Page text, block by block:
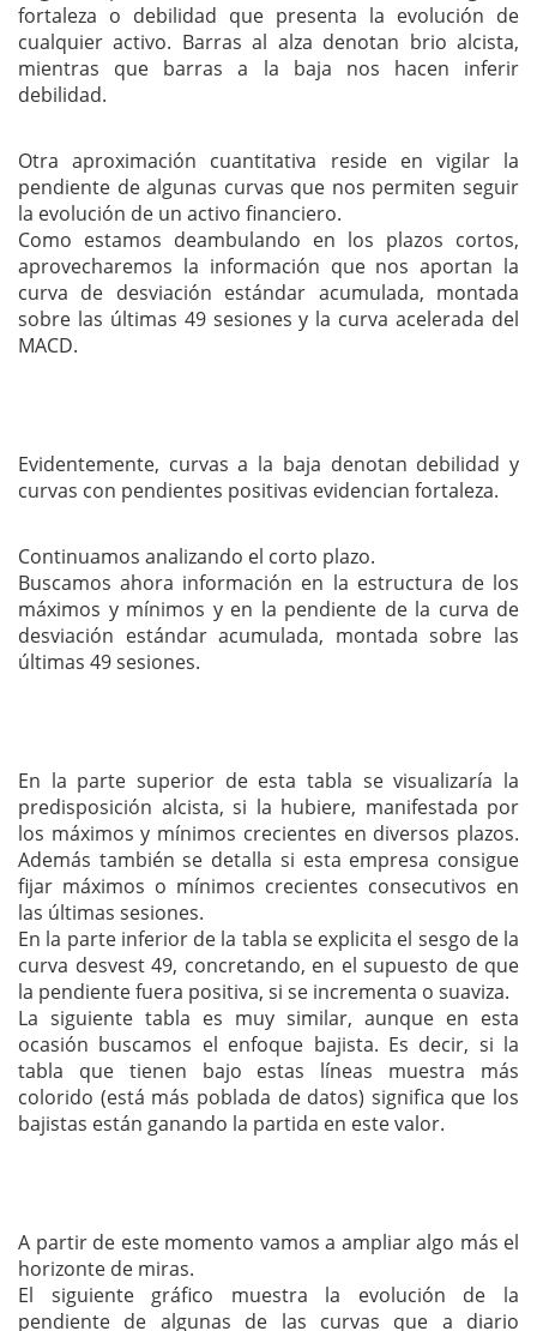
fortaleza o debilidad que presenta la evolución de
cualquier activo. Barras al alza denotan brio alcista,
mientras que barras a la baja nos hacen inferir
debilidad.
Otra aproximación cuantitativa reside en vigilar la
pendiente de algunas curvas que nos permiten seguir
la evolución de un activo financiero.
Como estamos deambulando en los plazos cortos,
aprovecharemos la información que nos aportan la
curva de desviación estándar acumulada, montada
sobre las últimas 49 sesiones y la curva acelerada del
MACD.
Evidentemente, curvas a la baja denotan debilidad y
curvas con pendientes positivas evidencian fortaleza.
Continuamos analizando el corto plazo.
Buscamos ahora información en la estructura de los
máximos y mínimos y en la pendiente de la curva de
desviación estándar acumulada, montada sobre las
últimas 49 sesiones.
En la parte superior de esta tabla se visualizaría la
predisposición alcista, si la hubiere, manifestada por
los máximos y mínimos crecientes en diversos plazos.
Además también se detalla si esta empresa consigue
fijar máximos o mínimos crecientes consecutivos en
las últimas sesiones.
En la parte inferior de la tabla se explicita el sesgo de la
curva desvest 49, concretando, en el supuesto de que
la pendiente fuera positiva, si se incrementa o suaviza.
La siguiente tabla es muy similar, aunque en esta
ocasión buscamos el enfoque bajista. Es decir, si la
tabla que tienen bajo estas líneas muestra más
colorido (está más poblada de datos) significa que los
bajistas están ganando la partida en este valor.
A partir de este momento vamos a ampliar algo más el
horizonte de miras.
El siguiente gráfico muestra la evolución de la
pendiente de algunas de las curvas que a diario